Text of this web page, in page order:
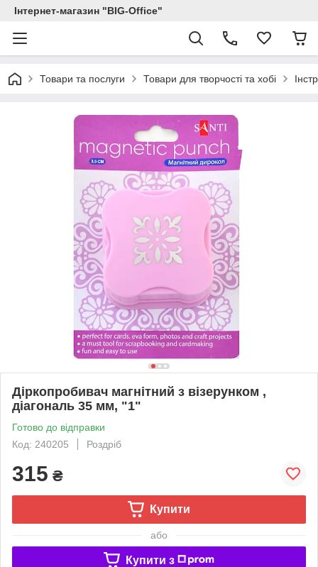
Інтернет-магазин "BIG-Office"
Товари та послуги Товари для творчості та хобі
Діркопробивач магнітний з візерунком ,
діагональ 35 мм, "1"
Готово до відправки
Код: 240205
Роздріб
315 ₴
Купити
або
Купити з